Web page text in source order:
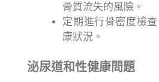
骨質流失的風險。
定期進行骨密度檢
康狀況。
泌尿道和性健康問題